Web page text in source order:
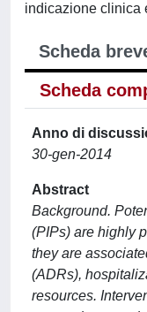
indicazione clinica
Scheda
Scheda
Anno di
30-gen-2014
Abstract
Background.
(PIPs) are highly
they are
(ADRs),
resources.